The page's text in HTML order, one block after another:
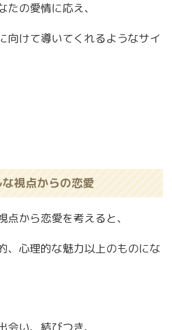
の愛情に応え、
向けて導いてくれるようなサイ
視点からの恋愛
点から恋愛を考えると、
、心理的な魅力以上のものにな